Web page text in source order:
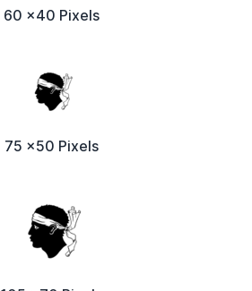
60 x40 Pixels
75 x50 Pixels